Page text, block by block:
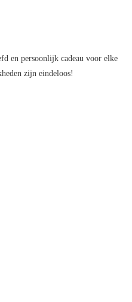
en persoonlijk cadeau voor elke
zijn eindeloos!